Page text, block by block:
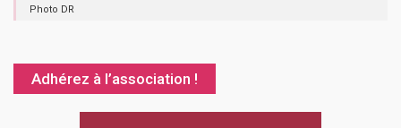
Photo DR
Adhérez à l’association !